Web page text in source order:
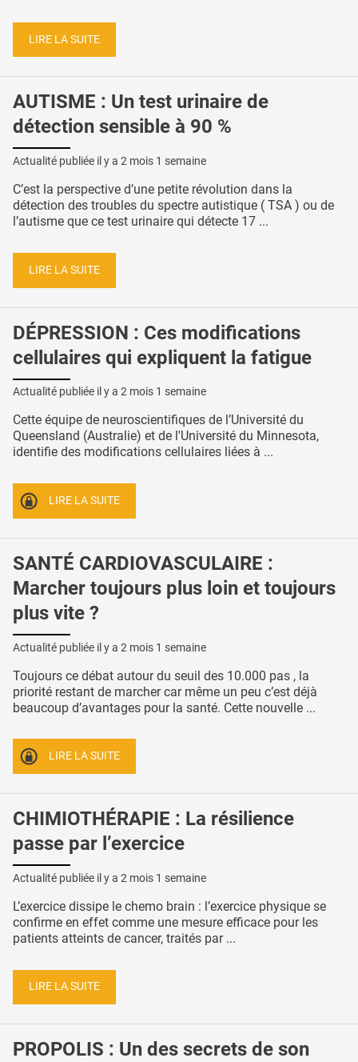
LIRE LA SUITE
AUTISME : Un test urinaire de
détection sensible à 90 %
Actualité publiée il y a 2 mois 1 semaine
C’est la perspective d’une petite révolution dans la
détection des troubles du spectre autistique ( TSA ) ou de
l’autisme que ce test urinaire qui détecte 17 ...
LIRE LA SUITE
DÉPRESSION : Ces modifications
cellulaires qui expliquent la fatigue
Actualité publiée il y a 2 mois 1 semaine
Cette équipe de neuroscientifiques de l’Université du
Queensland (Australie) et de l'Université du Minnesota,
identifie des modifications cellulaires liées à ...
LIRE LA SUITE
SANTÉ CARDIOVASCULAIRE :
Marcher toujours plus loin et toujours
plus vite ?
Actualité publiée il y a 2 mois 1 semaine
Toujours ce débat autour du seuil des 10.000 pas , la
priorité restant de marcher car même un peu c’est déjà
beaucoup d’avantages pour la santé. Cette nouvelle ...
LIRE LA SUITE
CHIMIOTHÉRAPIE : La résilience
passe par l’exercice
Actualité publiée il y a 2 mois 1 semaine
L’exercice dissipe le chemo brain : l’exercice physique se
confirme en effet comme une mesure efficace pour les
patients atteints de cancer, traités par ...
LIRE LA SUITE
PROPOLIS : Un des secrets de son